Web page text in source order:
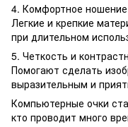
4. Комфортное ношение
Легкие и крепкие
при длительном
5. Четкость и
Помогают сделать
выразительным и
Компьютерные очки
кто проводит много